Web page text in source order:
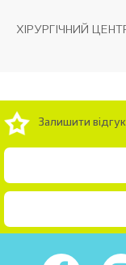
ХІРУРГІЧНИЙ
Залишити відгук